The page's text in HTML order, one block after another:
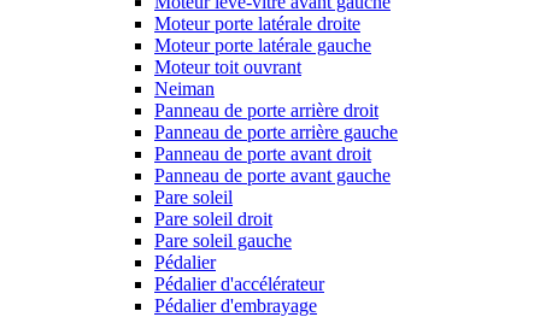
Moteur porte latérale droite
Moteur porte latérale gauche
Moteur toit ouvrant
Neiman
Panneau de porte arrière droit
Panneau de porte arrière gauche
Panneau de porte avant droit
Panneau de porte avant gauche
Pare soleil
Pare soleil droit
Pare soleil gauche
Pédalier
Pédalier d'accélérateur
Pédalier d'embrayage